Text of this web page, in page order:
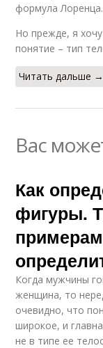
формула Лоренца.
Но прежде, я
понятие – тип
Читать дальше →
Вас
Как
фигуры.
Когда мужчины
женщина, то
очевидно, что
широкое, и
не в типе ее